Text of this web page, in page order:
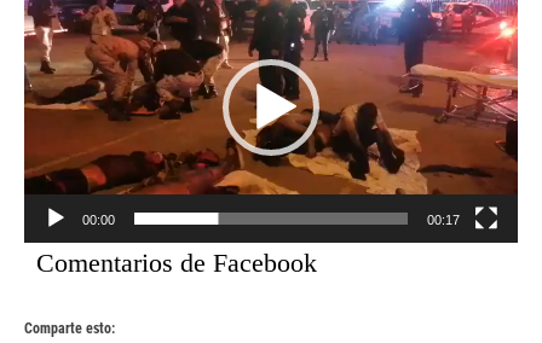
de
vídeo
00:00 00:17
Comentarios de Facebook
Comparte esto: